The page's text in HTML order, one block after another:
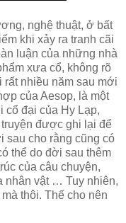
nghệ thuật, ở bất
khi xảy ra tranh cãi
luận của những nhà
xưa cổ, không rõ
rất nhiều năm sau mới
của Aesop, là một
cổ đại của Hy Lạp,
được ghi lại để
sau cho rằng cũng có
thể do đời sau thêm
của câu chuyện,
nhân vật … Tuy nhiên,
thôi. Thế cho nên